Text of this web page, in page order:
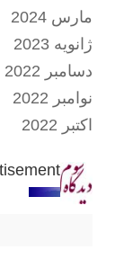
مارس 2024
ژانویه 2023
دسامبر 2022
نوامبر 2022
اکتبر 2022